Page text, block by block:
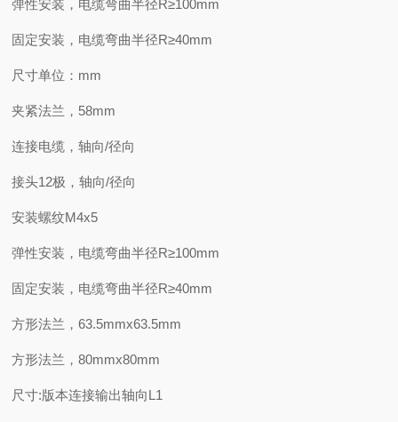
弹性安装，电缆弯曲半径R≥100mm
固定安装，电缆弯曲半径R≥40mm
尺寸单位：mm
夹紧法兰，58mm
连接电缆，轴向/径向
接头12极，轴向/径向
安装螺纹M4x5
弹性安装，电缆弯曲半径R≥100mm
固定安装，电缆弯曲半径R≥40mm
方形法兰，63.5mmx63.5mm
方形法兰，80mmx80mm
尺寸:版本连接输出轴向L1